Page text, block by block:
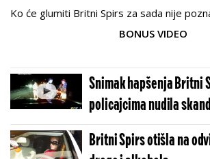
Ko će glumiti Britni Spirs za sada nije
BONUS VIDEO
Snimak hapšenja Britni
policajcima nudila
Britni Spirs otišla na